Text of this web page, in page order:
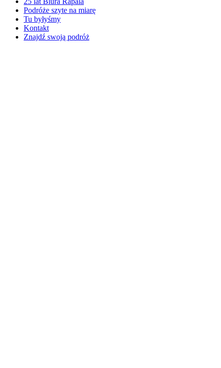
Podróże szyte na miarę
Tu byłyśmy
Kontakt
Znajdź swoją podróż